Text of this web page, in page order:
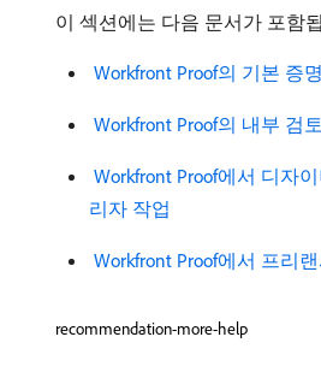
이 섹션에는 다음 문서가 포함
Workfront Proof의 기본 증
Workfront Proof의 내부 검
Workfront Proof에서 디자
리자 작업
Workfront Proof에서 프리
recommendation-more-help